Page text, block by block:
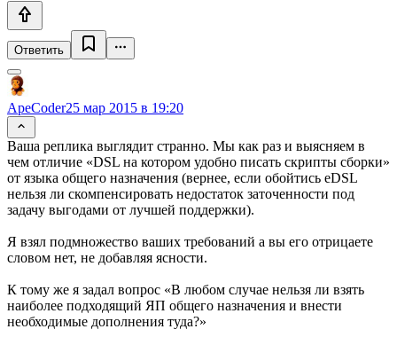
Ответить
ApeCoder25 мар 2015 в 19:20
Ваша реплика выглядит странно. Мы как раз и выясняем в
чем отличие «DSL на котором удобно писать скрипты сборки»
от языка общего назначения (вернее, если обойтись eDSL
нельзя ли скомпенсировать недостаток заточенности под
задачу выгодами от лучшей поддержки).
Я взял подмножество ваших требований а вы его отрицаете
словом нет, не добавляя ясности.
К тому же я задал вопрос «В любом случае нельзя ли взять
наиболее подходящий ЯП общего назначения и внести
необходимые дополнения туда?»